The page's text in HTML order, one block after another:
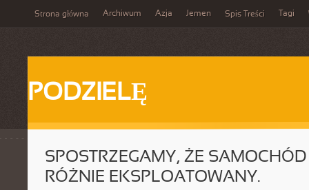
Strona główna Archiwum Azja Jemen Spis Treści Tagi
PODZIELĘ
SPOSTRZEGAMY, ŻE SAMOCHÓD
RÓŻNIE EKSPLOATOWANY.